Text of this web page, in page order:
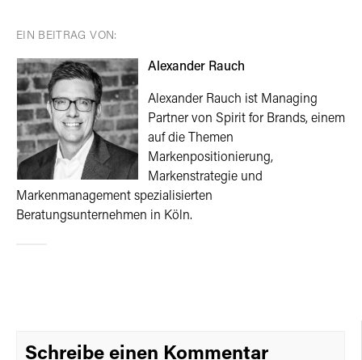
EIN BEITRAG VON:
Alexander Rauch
Alexander Rauch ist Managing
Partner von Spirit for Brands, einem
auf die Themen
Markenpositionierung,
Markenstrategie und
Markenmanagement spezialisierten
Beratungsunternehmen in Köln.
Schreibe einen Kommentar